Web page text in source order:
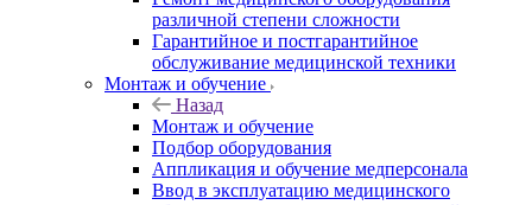
различной степени сложности
Гарантийное и постгарантийное
обслуживание медицинской техники
Монтаж и обучение
Назад
Монтаж и обучение
Подбор оборудования
Аппликация и обучение медперсонала
Ввод в эксплуатацию медицинского